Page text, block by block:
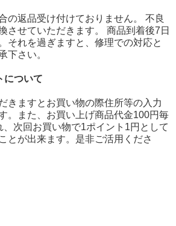
の返品受け付けておりません。 不良
させていただきます。 商品到着後7日
それを過ぎますと、修理での対応と
下さい。
について
きますとお買い物の際住所等の入力
。また、お買い上げ商品代金100円毎
次回お買い物で1ポイント1円として
とが出来ます。是非ご活用くださ